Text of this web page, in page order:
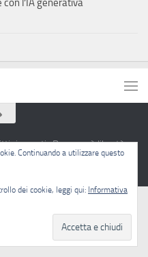
l’IA generativa
riservati · Pensare è libertà.
Continuando a utilizzare questo
dei cookie, leggi qui: Informativa